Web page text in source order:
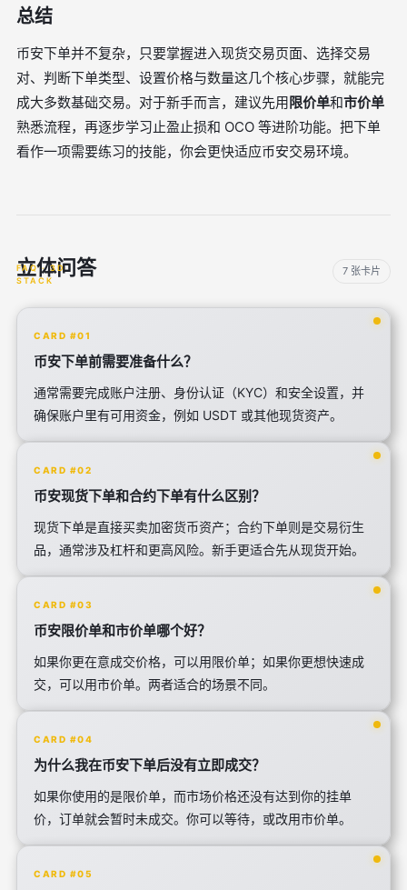
总结
币安下单并不复杂，只要掌握进入现货交易页面、选择交易
对、判断下单类型、设置价格与数量这几个核心步骤，就能完
成大多数基础交易。对于新手而言，建议先用限价单和市价单
熟悉流程，再逐步学习止盈止损和 OCO 等进阶功能。把下单
看作一项需要练习的技能，你会更快适应币安交易环境。
立体问答 7 张卡片
CARD #01
币安下单前需要准备什么？
通常需要完成账户注册、身份认证（KYC）和安全设置，并
确保账户里有可用资金，例如 USDT 或其他现货资产。
CARD #02
币安现货下单和合约下单有什么区别？
现货下单是直接买卖加密货币资产；合约下单则是交易衍生
品，通常涉及杠杆和更高风险。新手更适合先从现货开始。
CARD #03
币安限价单和市价单哪个好？
如果你更在意成交价格，可以用限价单；如果你更想快速成
交，可以用市价单。两者适合的场景不同。
CARD #04
为什么我在币安下单后没有立即成交？
如果你使用的是限价单，而市场价格还没有达到你的挂单
价，订单就会暂时未成交。你可以等待，或改用市价单。
CARD #05